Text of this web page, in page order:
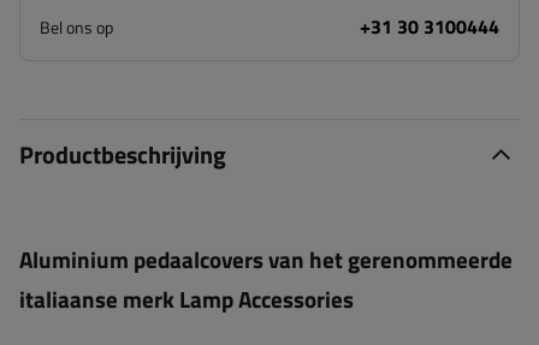
Bel ons op +31 30 3100444
Productbeschrijving
Aluminium pedaalcovers van het gerenommeerde
italiaanse merk Lamp Accessories